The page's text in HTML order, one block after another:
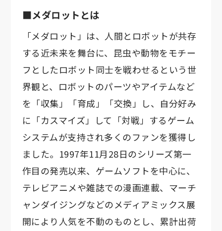
■メダロットとは
「メダロット」は、人間とロボットが共存
する近未来を舞台に、昆虫や動物をモチー
フとしたロボット同士を戦わせるという世
界観と、ロボットのパーツやアイテムなど
を「収集」「育成」「交換」し、自分好み
に「カスマイズ」して「対戦」するゲーム
システムが支持され多くのファンを獲得し
ました。1997年11月28日のシリーズ第一
作目の発売以来、ゲームソフトを中心に、
テレビアニメや雑誌での漫画連載、マーチ
ャンダイジングなどのメディアミックス展
開により人気を不動のものとし、累計出荷